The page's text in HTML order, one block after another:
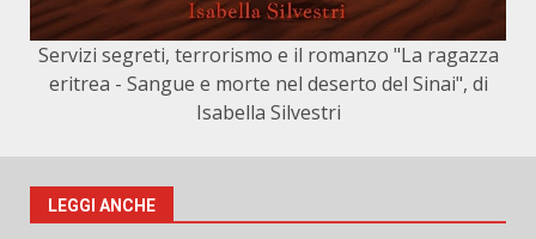
Servizi segreti, terrorismo e il romanzo "La ragazza
eritrea - Sangue e morte nel deserto del Sinai", di
Isabella Silvestri
LEGGI ANCHE